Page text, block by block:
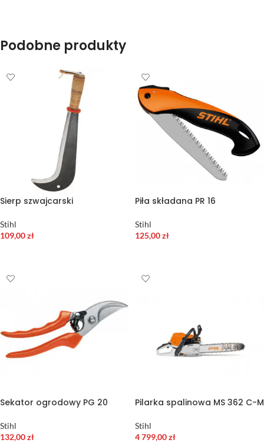
Podobne produkty
Sierp szwajcarski
Stihl
109,00zł
Piła składana PR 16
Stihl
125,00zł
Sekator ogrodowy PG 20
Stihl
132,00zł
Pilarka spalinowa MS 362 C-M
Stihl
4 799,00zł